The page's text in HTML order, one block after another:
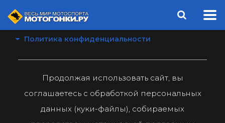
Политика конфиденциальности
Продолжая использовать сайт, вы
соглашаетесь с обработкой персональных
данных (куки-файлы), собираемых